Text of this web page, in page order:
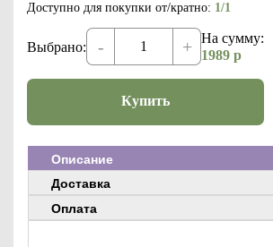
Доступно для покупки от/кратно: 1/1
Выбрано: - +
На сумму:
1989 р
Купить
Описание
Доставка
Оплата